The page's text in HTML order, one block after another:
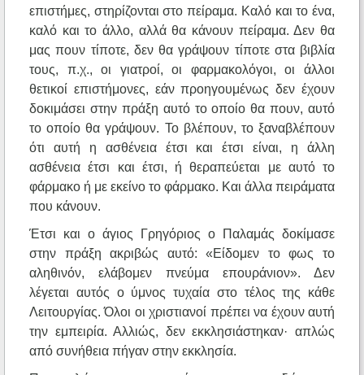
επιστήμες, στηρίζονται στο πείραμα. Καλό και το ένα,
καλό και το άλλο, αλλά θα κάνουν πείραμα. Δεν θα
μας πουν τίποτε, δεν θα γράψουν τίποτε στα βιβλία
τους, π.χ., οι γιατροί, οι φαρμακολόγοι, οι άλλοι
θετικοί επιστήμονες, εάν προηγουμένως δεν έχουν
δοκιμάσει στην πράξη αυτό το οποίο θα πουν, αυτό
το οποίο θα γράψουν. Το βλέπουν, το ξαναβλέπουν
ότι αυτή η ασθένεια έτσι και έτσι είναι, η άλλη
ασθένεια έτσι και έτσι, ή θεραπεύεται με αυτό το
φάρμακο ή με εκείνο το φάρμακο. Και άλλα πειράματα
που κάνουν.
Έτσι και ο άγιος Γρηγόριος ο Παλαμάς δοκίμασε
στην πράξη ακριβώς αυτό: «Είδομεν το φως το
αληθινόν, ελάβομεν πνεύμα επουράνιον». Δεν
λέγεται αυτός ο ύμνος τυχαία στο τέλος της κάθε
Λειτουργίας. Όλοι οι χριστιανοί πρέπει να έχουν αυτή
την εμπειρία. Αλλιώς, δεν εκκλησιάστηκαν· απλώς
από συνήθεια πήγαν στην εκκλησία.